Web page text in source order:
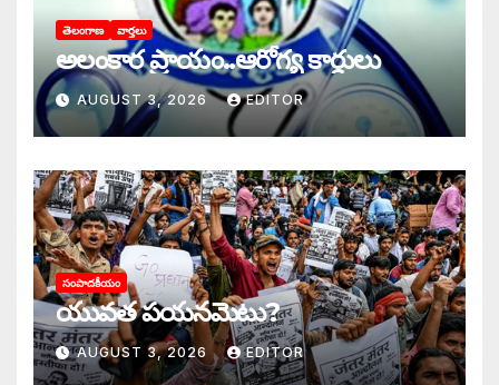
తెలంగాణ వార్తలు
అలంకార ప్రాయం..ఆరోగ్య కార్డులు
AUGUST 3, 2026 EDITOR
సంపాదకీయం
యువత పయనమెటు?
AUGUST 3, 2026 EDITOR